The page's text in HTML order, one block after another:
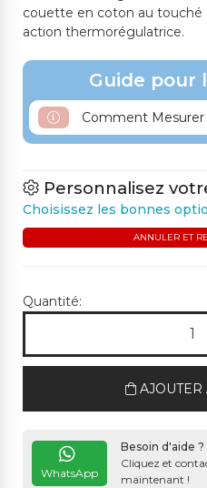
couette en coton au touché
action thermorégulatrice.
Guide pour
Comment
Personnalisez
Choisissez les bonnes
ANNULER ET
Quantité:
WhatsApp
Besoin d'aide ?
Cliquez et
maintenant !